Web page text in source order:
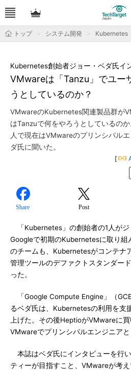
トップ システム開発 Kubernetes
VMwareは「Tanzu」でユー
うとしているのか？
Kubernetes創始者ジョー・ベダ氏イ
VMwareのKubernetes関連製品群が
はTanzuで何をやろうとしているの
人で現在はVMwareのプリンシパル
ダ氏に聞いた。
[
Share Post
「Kubernetes」の創始者の1人が
Googleで初期のKubernetesに取り組
のチームも、Kubernetesがコンテナ
管理ツールのデファクトスタンダー
った。
「Google Compute Engine」（
るベダ氏は、Kubernetesの利用を支
上げた。その後HeptioがVMwareに
VMwareでプリンシパルエンジニアと
本誌はベダ氏にインタビューを行
ティーが目指すこと、VMwareが考え